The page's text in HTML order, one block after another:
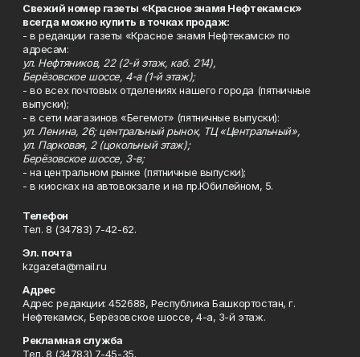
Свежий номер газеты «Красное знамя Нефтекамск»
всегда можно купить в точках продаж:
- в редакции газеты «Красное знамя Нефтекамск» по
адресам:
ул. Нефтяников, 22 (2-й этаж, каб. 214),
Берёзовское шоссе, 4-а (1-й этаж);
- во всех почтовых отделениях нашего города (пятничные
выпуски);
- в сети магазинов «Бегемот» (пятничные выпуски):
ул. Ленина, 26; центральный рынок, ТЦ «Центральный»,
ул. Парковая, 2 (цокольный этаж);
Берёзовское шоссе, 3-в;
- на центральном рынке (пятничные выпуски);
- в киосках на автовокзале и на пр.Юбилейном, 5.
Телефон
Тел. 8 (34783) 7-42-62.
Эл. почта
kzgazeta@mail.ru
Адрес
Адрес редакции: 452688, Республика Башкортостан, г.
Нефтекамск, Берёзовское шоссе, 4-а, 3-й этаж.
Рекламная служба
Тел. 8 (34783) 7-45-35.